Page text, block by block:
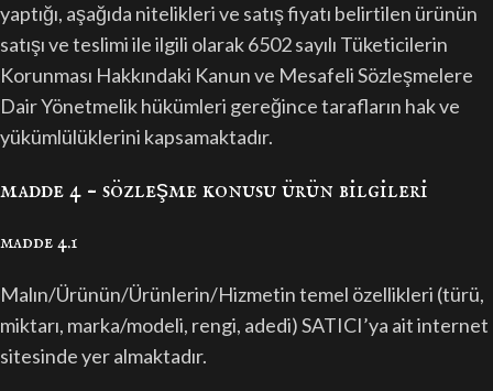
yaptığı, aşağıda nitelikleri ve satış fiyatı belirtilen ürünün
satışı ve teslimi ile ilgili olarak 6502 sayılı Tüketicilerin
Korunması Hakkındaki Kanun ve Mesafeli Sözleşmelere
Dair Yönetmelik hükümleri gereğince tarafların hak ve
yükümlülüklerini kapsamaktadır.
madde 4 – sözleşme konusu ürün bi̇lgi̇leri̇
madde 4.1
Malın/Ürünün/Ürünlerin/Hizmetin temel özellikleri (türü,
miktarı, marka/modeli, rengi, adedi) SATICI’ya ait internet
sitesinde yer almaktadır.